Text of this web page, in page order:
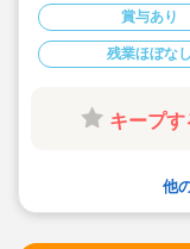
◇8:00～
◇調理業
賞与あり
残業ほぼなし
キープす
他